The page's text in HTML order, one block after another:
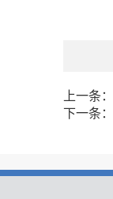
上一条：
下一条：